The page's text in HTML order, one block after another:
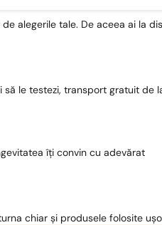
de alegerile tale. De aceea ai la
le testezi, transport gratuit de
îți convin cu adevărat
chiar și produsele folosite